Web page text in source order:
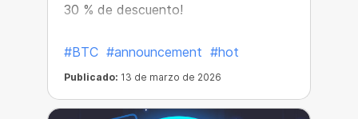
30 % de descuento!
#BTC #announcement #hot
Publicado: 13 de marzo de 2026